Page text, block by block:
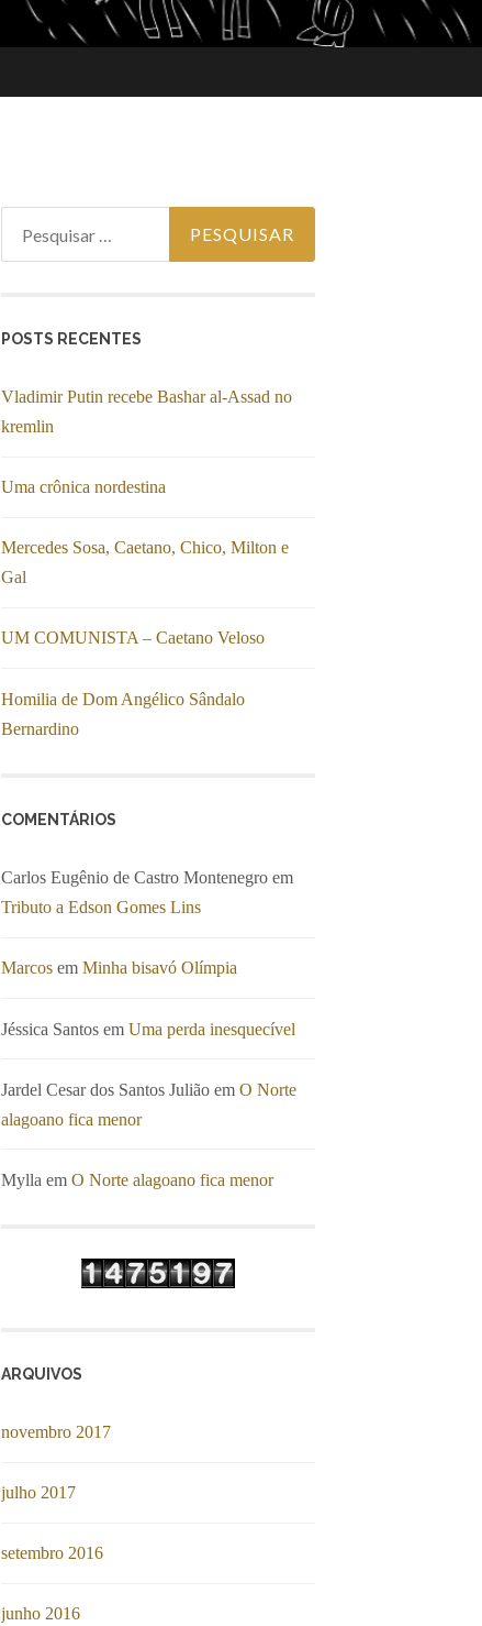
POSTS RECENTES
Vladimir Putin recebe Bashar al-Assad no
kremlin
Uma crônica nordestina
Mercedes Sosa, Caetano, Chico, Milton e
Gal
UM COMUNISTA – Caetano Veloso
Homilia de Dom Angélico Sândalo
Bernardino
COMENTÁRIOS
Carlos Eugênio de Castro Montenegro em
Tributo a Edson Gomes Lins
Marcos em Minha bisavó Olímpia
Jéssica Santos em Uma perda inesquecível
Jardel Cesar dos Santos Julião em O Norte
alagoano fica menor
Mylla em O Norte alagoano fica menor
ARQUIVOS
novembro 2017
julho 2017
setembro 2016
junho 2016